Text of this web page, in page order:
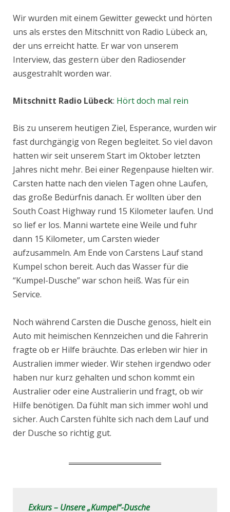
Wir wurden mit einem Gewitter geweckt und hörten
uns als erstes den Mitschnitt von Radio Lübeck an,
der uns erreicht hatte. Er war von unserem
Interview, das gestern über den Radiosender
ausgestrahlt worden war.
Mitschnitt Radio Lübeck: Hört doch mal rein
Bis zu unserem heutigen Ziel, Esperance, wurden wir
fast durchgängig von Regen begleitet. So viel davon
hatten wir seit unserem Start im Oktober letzten
Jahres nicht mehr. Bei einer Regenpause hielten wir.
Carsten hatte nach den vielen Tagen ohne Laufen,
das große Bedürfnis danach. Er wollten über den
South Coast Highway rund 15 Kilometer laufen. Und
so lief er los. Manni wartete eine Weile und fuhr
dann 15 Kilometer, um Carsten wieder
aufzusammeln. Am Ende von Carstens Lauf stand
Kumpel schon bereit. Auch das Wasser für die
“Kumpel-Dusche” war schon heiß. Was für ein
Service.
Noch während Carsten die Dusche genoss, hielt ein
Auto mit heimischen Kennzeichen und die Fahrerin
fragte ob er Hilfe bräuchte. Das erleben wir hier in
Australien immer wieder. Wir stehen irgendwo oder
haben nur kurz gehalten und schon kommt ein
Australier oder eine Australierin und fragt, ob wir
Hilfe benötigen. Da fühlt man sich immer wohl und
sicher. Auch Carsten fühlte sich nach dem Lauf und
der Dusche so richtig gut.
Exkurs – Unsere „Kumpel“-Dusche